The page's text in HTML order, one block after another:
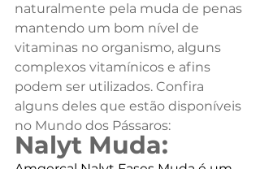
naturalmente pela muda de penas
mantendo um bom nível de
vitaminas no organismo, alguns
complexos vitamínicos e afins
podem ser utilizados. Confira
alguns deles que estão disponíveis
no Mundo dos Pássaros:
Nalyt Muda: